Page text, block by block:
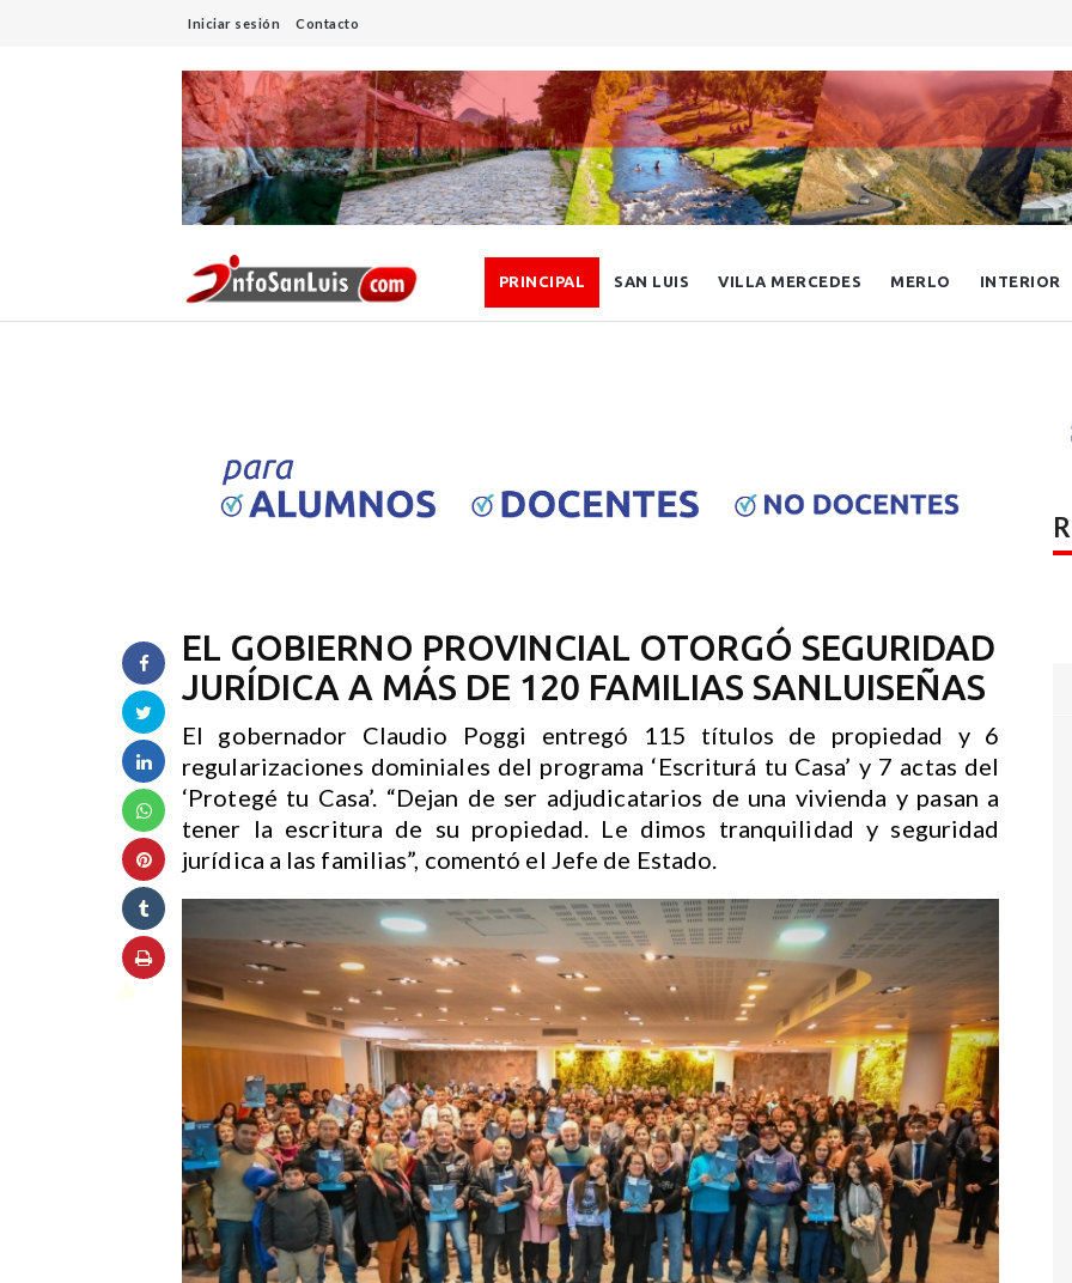
Iniciar sesión Contacto
PRINCIPAL SAN LUIS VILLA MERCEDES MERLO INTERIOR
EL GOBIERNO PROVINCIAL OTORGÓ SEGURIDAD
JURÍDICA A MÁS DE 120 FAMILIAS SANLUISEÑAS
El gobernador Claudio Poggi entregó 115 títulos de propiedad y 6
regularizaciones dominiales del programa ‘Escriturá tu Casa’ y 7 actas del
‘Protegé tu Casa’. “Dejan de ser adjudicatarios de una vivienda y pasan a
tener la escritura de su propiedad. Le dimos tranquilidad y seguridad
jurídica a las familias”, comentó el Jefe de Estado.